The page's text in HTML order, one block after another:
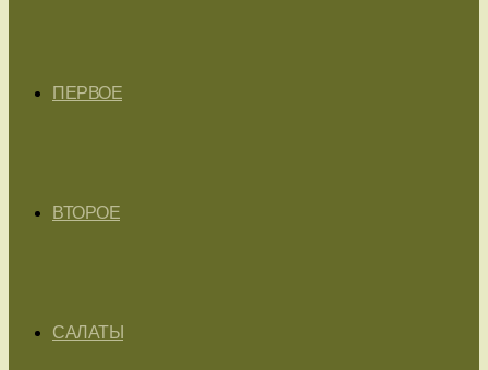
ПЕРВОЕ
ВТОРОЕ
САЛАТЫ